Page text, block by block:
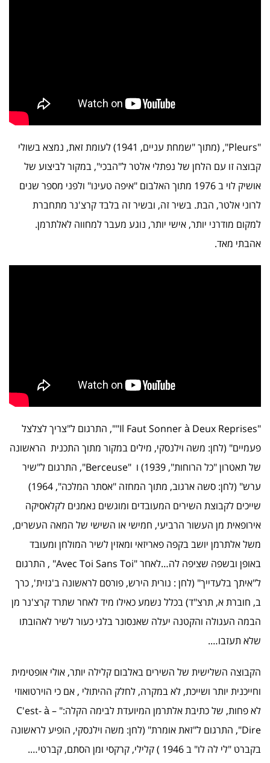
"Pleurs", (מתוך "שמחת עניים, 1941) לעומת זאת, נמצא בשולי
קבוצה זו עם הלחן של נפתלי אלטר ל"הבכי", במקור לביצוע של
אושיק לוי ב 1976 מתוך האלבום "איפה טעינו" ולפני מספר שנים
לרוני אלטר, הבת. בשיר זה, ובשיר זה בלבד קרצ'נר מתחברת
למקום מודרני יותר, אישי יותר, נוגע מעבר למחווה לאלתרמן.
אהבתי מאד.
"Il Faut Sonner à Deux Reprises"", התרגום ל"צריך לצלצל
פעמיים" (לחן: משה וילנסקי, מילים במקור מתוך התכנית הראשונה
של תאטרון "כל הרוחות", 1939) ו "Berceuse", התרגום ל"שיר
ערש" (לחן: סשה ארגוב, מתוך המחזה "אסתר המלכה", 1964)
שייכים לקבוצת השירים המעובדים ומוגשים נאמנים לקלאסיקה
אירופאית מן העשור הרביעי, חמישי או השישי של המאה העשרים,
משל אלתרמן יושב בקפה פאריזאי ומאזין לשיר המולחן ומעובד
באופן ובשפה שציפה לה…לאחר "Avec Toi Sans Toi" , התרגום
ל"איתך בלעדייך" (לחן : נורית הירש, פורסם לראשונה ב'גזית', כרך
ב, חוברת א, תרצ"ד) בכלל נשמע כאילו מיד לאחר שתרד קרצ'נר מן
הבמה העגולה והקטנה יעלה שאנסונר בלגי כעור לשיר לאהובתו
שלא תעזבו….
הקבוצה השלישית של השירים באלבום קלילה יותר, אולי אופטימית
וחייכנית יותר ושייכת, לא במקרה, לחלק ההיתולי , אם כי הוירטואוזי
לא פחות, של כתיבת אלתרמן המיועדת לבימה הקלה:" C'est- à –
Dire", התרגום ל"זאת אומרת" (לחן: משה וילנסקי, הופיע לראשונה
בקברט "לי לה לו" ב 1946 ) קלילי, קרקסי ומן הסתם, קברטי….